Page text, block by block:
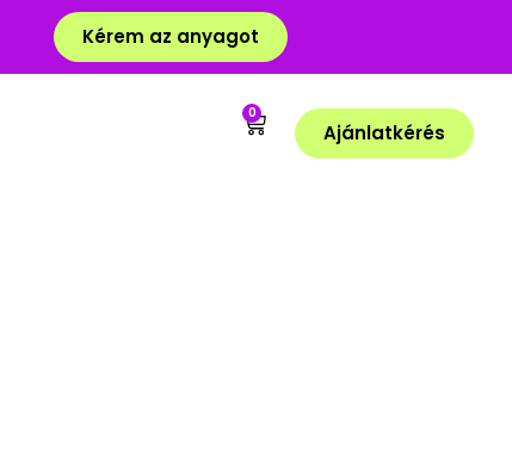
Kérem az anyagot
0
Ajánlatkérés